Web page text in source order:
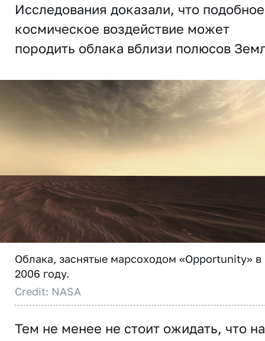
Исследования доказали, что подобное
космическое воздействие может
породить облака вблизи полюсов
Облака, заснятые марсоходом «Opportunity» в
2006 году.
Credit: NASA
Тем не менее не стоит ожидать, что